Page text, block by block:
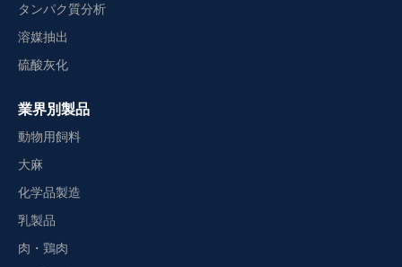
タンパク質分析
溶媒抽出
硫酸灰化
業界別製品
動物用飼料
大麻
化学品製造
乳製品
肉・鶏肉